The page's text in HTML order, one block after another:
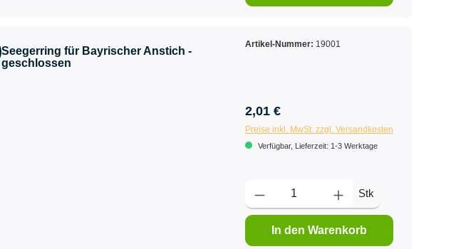
Seegerring für Bayrischer Anstich -
geschlossen
Artikel-Nummer: 19001
2,01 €
Preise inkl. MwSt. zzgl. Versandkosten
Verfügbar, Lieferzeit: 1-3 Werktage
Stk
In den Warenkorb